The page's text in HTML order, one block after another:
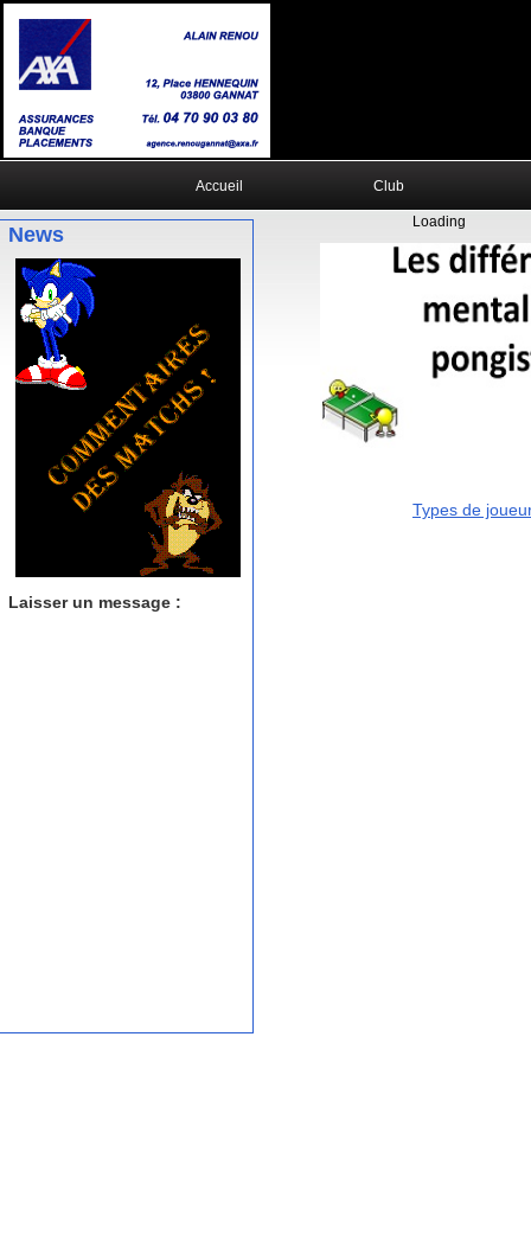
Accueil Club
Loading
Types de
News
Laisser un message :